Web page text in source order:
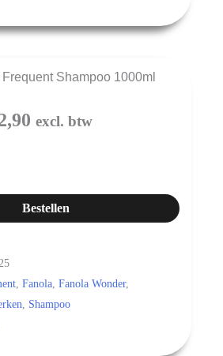
Shampoo 1000ml
excl. btw
Bestellen
, Fanola, Fanola Wonder,
, Shampoo